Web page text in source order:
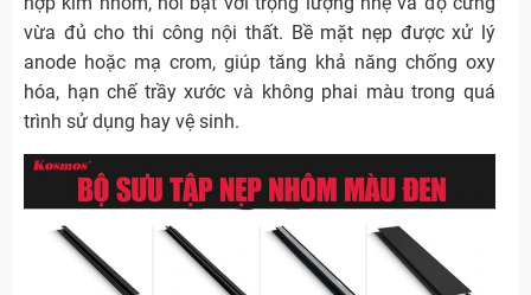
vừa đủ cho thi công nội thất. Bề mặt nẹp được xử lý
anode hoặc mạ crom, giúp tăng khả năng chống oxy
hóa, hạn chế trầy xước và không phai màu trong quá
trình sử dụng hay vệ sinh.